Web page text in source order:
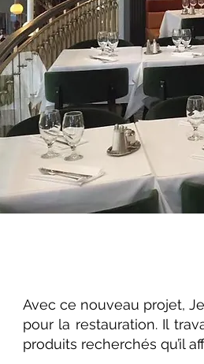
Avec ce nouveau projet,
pour la restauration. Il
produits recherchés qu’il